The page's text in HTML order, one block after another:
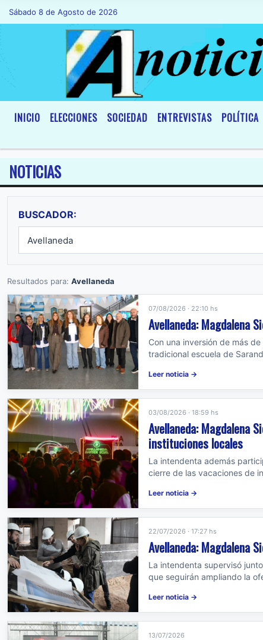
Sábado 8 de Agosto de 2026Hoy es Sábado 8 de Agosto de 2026 y
INICIO ELECCIONES SOCIEDAD ENTREVISTAS POLÍTICA
NOTICIAS
BUSCADOR:
Resultados para: Avellaneda
07/08/2026 · 22:10 hs
Avellaneda: Magdalena
Con una inversión de más
tradicional escuela de
Leer noticia →
03/08/2026 · 18:59 hs
Avellaneda: Magdalena
instituciones locales
La intendenta además
cierre de las vacaciones de
Leer noticia →
22/07/2026 · 17:27 hs
Avellaneda: Magdalena
La intendenta supervisó
que seguirán ampliando la
Leer noticia →
13/07/2026